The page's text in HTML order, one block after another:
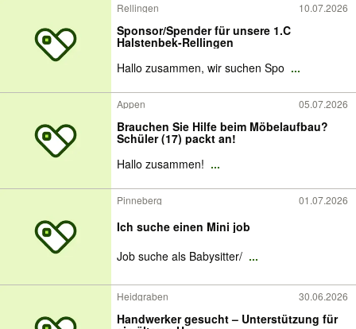
Rellingen 10.07.2026
Sponsor/Spender für unsere 1.C
Halstenbek-Rellingen
Hallo zusammen, wir suchen Spo ...
Appen 05.07.2026
Brauchen Sie Hilfe beim Möbelaufbau?
Schüler (17) packt an!
Hallo zusammen! ...
Pinneberg 01.07.2026
Ich suche einen Mini job
Job suche als Babysitter/ ...
Heidgraben 30.06.2026
Handwerker gesucht – Unterstützung für